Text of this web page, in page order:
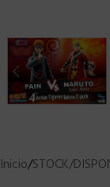
Inicio/STOCK/